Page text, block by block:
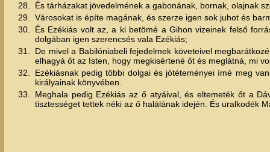
28.
És tárházakat jövedelmének a gabonának, bornak, olajnak
29.
Városokat is építe magának, és szerze igen sok juhot és
30.
És Ezékiás volt az, a ki betömé a Gihon vizeinek felső
dolgában igen szerencsés vala Ezékiás;
31.
De mivel a Babilóniabeli fejedelmek követeivel
elhagyá őt az Isten, hogy megkisértené őt és meglátná, mi
32.
Ezékiásnak pedig többi dolgai és jótéteményei ímé meg
királyainak könyvében.
33.
Meghala pedig Ezékiás az ő atyáival, és eltemeték őt a
tisztességet tettek néki az ő halálának idején. És uralkodék